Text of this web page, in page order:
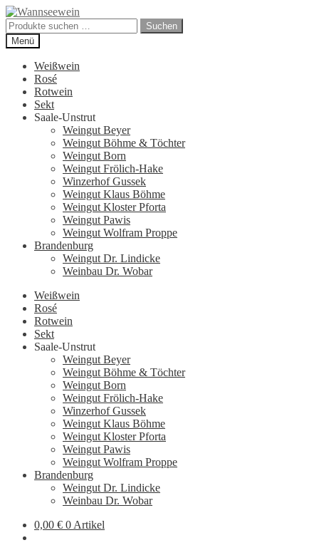
Zur
Navigation
springen
Zum
Inhalt
springen
Suchen
nach:
Suchen
Menü
Weißwein
Rosé
Rotwein
Sekt
Saale-Unstrut
Weingut Beyer
Weingut Böhme & Töchter
Weingut Born
Weingut Frölich-Hake
Winzerhof Gussek
Weingut Klaus Böhme
Weingut Kloster Pforta
Weingut Pawis
Weingut Wolfram Proppe
Brandenburg
Weingut Dr. Lindicke
Weinbau Dr. Wobar
Weißwein
Rosé
Rotwein
Sekt
Saale-Unstrut
Weingut Beyer
Weingut Böhme & Töchter
Weingut Born
Weingut Frölich-Hake
Winzerhof Gussek
Weingut Klaus Böhme
Weingut Kloster Pforta
Weingut Pawis
Weingut Wolfram Proppe
Brandenburg
Weingut Dr. Lindicke
Weinbau Dr. Wobar
0,00 € 0 Artikel